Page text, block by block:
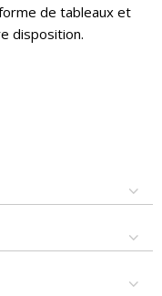
de tableaux et
disposition.